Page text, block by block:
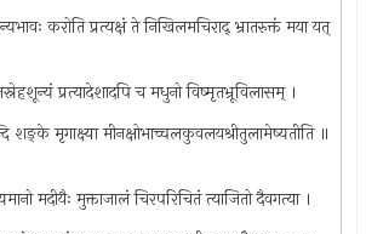
करोति प्रत्यक्षं ते निखिलमचिराद् भ्रातरुक्तं मया यत्
प्रत्यादेशादपि च मधुनो विष्मृतभ्रूविलासम् ।
शङ्के मृगाक्ष्या मीनक्षोभाच्चलकुवलयश्रीतुलामेष्यतीति ॥
मदीयैः मुक्ताजालं चिरपरिचितं त्याजितो दैवगत्या ।